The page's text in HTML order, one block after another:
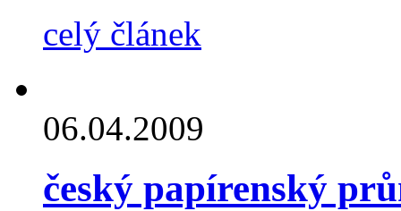
celý článek
06.04.2009
český papírenský